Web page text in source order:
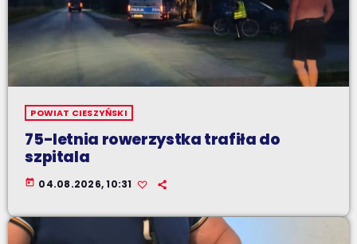
POWIAT CIESZYŃSKI
75-letnia rowerzystka trafiła do
szpitala
today 04.08.2026, 10:31